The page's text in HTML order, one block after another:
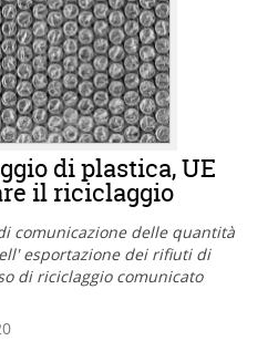
di plastica, UE
il riciclaggio
comunicazione delle quantità
esportazione dei rifiuti di
di riciclaggio comunicato